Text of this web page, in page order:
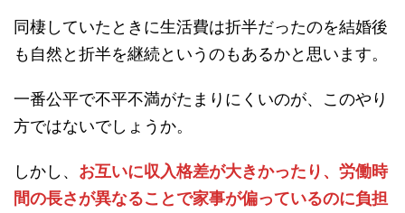
同棲していたときに生活費は折半だったのを結婚後
も自然と折半を継続というのもあるかと思います。
一番公平で不平不満がたまりにくいのが、このやり
方ではないでしょうか。
しかし、 お互いに収入格差が大きかったり、労働時
間の長さが異なることで家事が偏っているのに負担